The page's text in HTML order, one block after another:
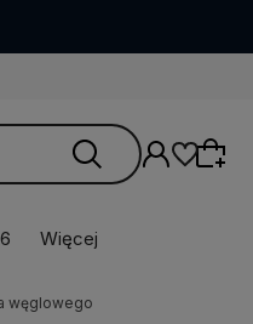
Więcej
węglowego